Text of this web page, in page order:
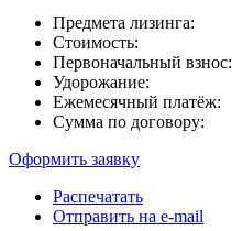
Предмета лизинга:
Стоимость:
Первоначальный взнос:
Удорожание:
Ежемесячный платёж:
Сумма по договору:
Оформить заявку
Распечатать
Отправить на e-mail